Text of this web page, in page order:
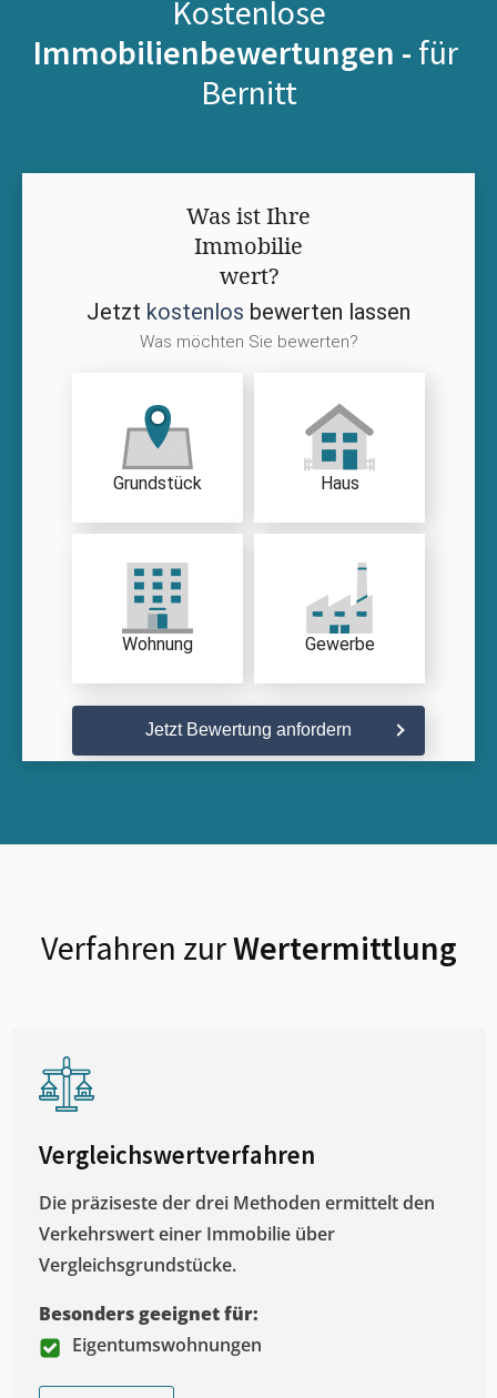
Kostenlose
Immobilienbewertungen - für
Bernitt
Was ist Ihre
Immobilie
wert?
Jetzt kostenlos bewerten lassen
Was möchten Sie bewerten?
Grundstück Haus
Wohnung Gewerbe
Jetzt Bewertung anfordern
Verfahren zurWertermittlung
Vergleichswertverfahren
Die präziseste der drei Methoden ermittelt den
Verkehrswert einer Immobilie über
Vergleichsgrundstücke.
Besonders geeignet für:
Eigentumswohnungen